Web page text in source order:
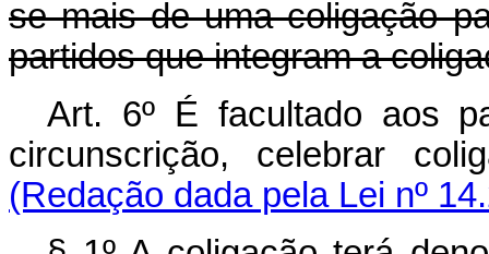
se mais de uma coligação
partidos que integram a
Art. 6º É facultado aos
circunscrição, celebrar
(Redação dada pela Lei nº